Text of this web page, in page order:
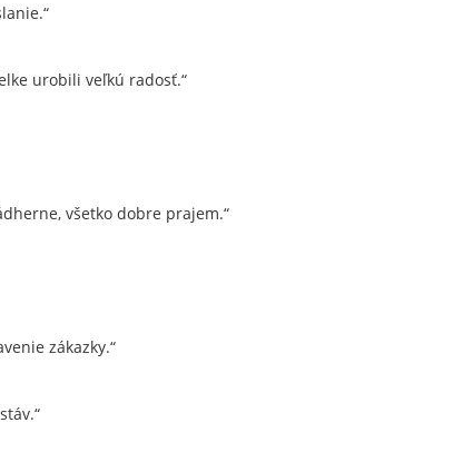
urobili veľkú radosť.“
všetko dobre prajem.“
zákazky.“